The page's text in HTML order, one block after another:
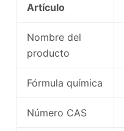
Artículo
Nombre del
producto
Fórmula química
Número CAS